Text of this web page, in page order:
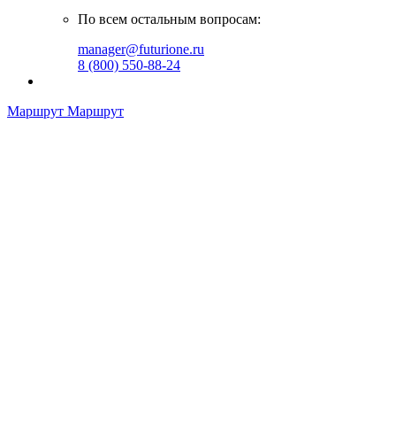
По всем остальным вопросам:
manager@futurione.ru
8 (800) 550-88-24
Маршрут Маршрут